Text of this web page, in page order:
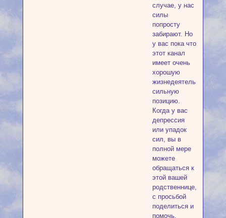
случае, у нас
силы
попросту
забирают. Но
у вас пока что
этот канал
имеет очень
хорошую
жизнедеятельность,
сильную
позицию.
Когда у вас
депрессия
или упадок
сил, вы в
полной мере
можете
обращаться к
этой вашей
родственнице,
с просьбой
поделиться и
помочь.